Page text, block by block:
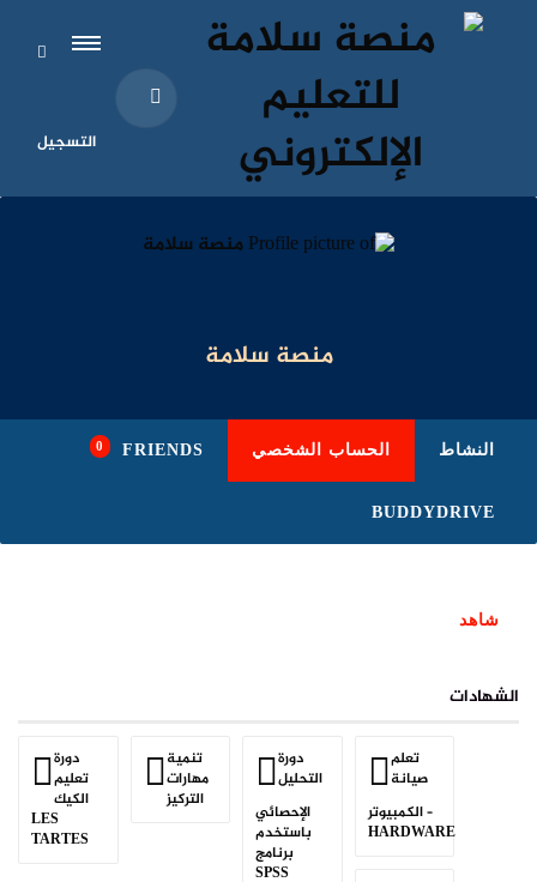
التسجيل
منصة سلامة
النشاط الحساب الشخصي FRIENDS
0
BUDDYDRIVE
شاهد
الشهادات
دورة
تعليم
الكيك
LES
TARTES
تنمية
مهارات
التركيز
دورة
التحليل
الإحصائي
باستخدم
برنامج
SPSS
تعلم
صيانة
الكمبيوتر –
HARDWARE